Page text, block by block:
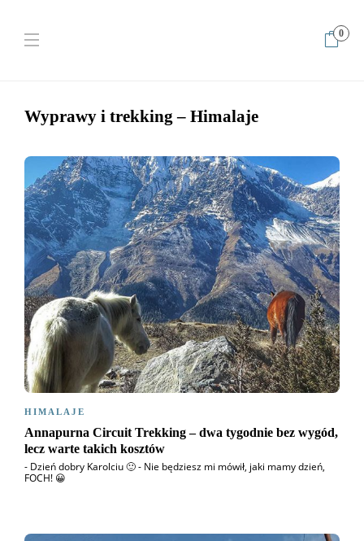
0
Wyprawy i trekking – Himalaje
HIMALAJE
Annapurna Circuit Trekking – dwa tygodnie bez wygód,
lecz warte takich kosztów
- Dzień dobry Karolciu 🙂 - Nie będziesz mi mówił, jaki mamy dzień,
FOCH! 😀